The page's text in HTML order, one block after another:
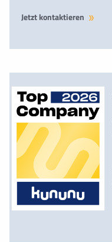
Jetzt kontaktieren